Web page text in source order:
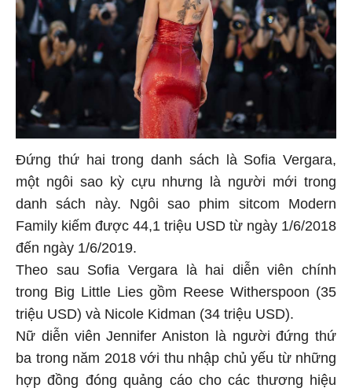
Đứng thứ hai trong danh sách là Sofia Vergara,
một ngôi sao kỳ cựu nhưng là người mới trong
danh sách này. Ngôi sao phim sitcom Modern
Family kiếm được 44,1 triệu USD từ ngày 1/6/2018
đến ngày 1/6/2019.
Theo sau Sofia Vergara là hai diễn viên chính
trong Big Little Lies gồm Reese Witherspoon (35
triệu USD) và Nicole Kidman (34 triệu USD).
Nữ diễn viên Jennifer Aniston là người đứng thứ
ba trong năm 2018 với thu nhập chủ yếu từ những
hợp đồng đóng quảng cáo cho các thương hiệu